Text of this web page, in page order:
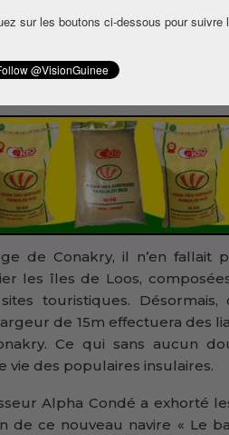
ont exprimé leur gratitude
A travers ce geste, Alpha
le déplacement des
de Conakry, il n’en fallait
les îles de Loos,
touristiques. Désormais,
de 15m effectuera des
Ce qui sans aucun
vie des populaires insulaires.
Alpha Condé a exhorté
de ce nouveau navire « Le
sur les boutons ci-dessous pour